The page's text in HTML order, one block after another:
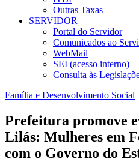
Outras Taxas
SERVIDOR
Portal do Servidor
Comunicados ao
WebMail
SEI (acesso interno)
Consulta às
Família e Desenvolvimento Social
Prefeitura promove
Lilás: Mulheres em
com o Governo do